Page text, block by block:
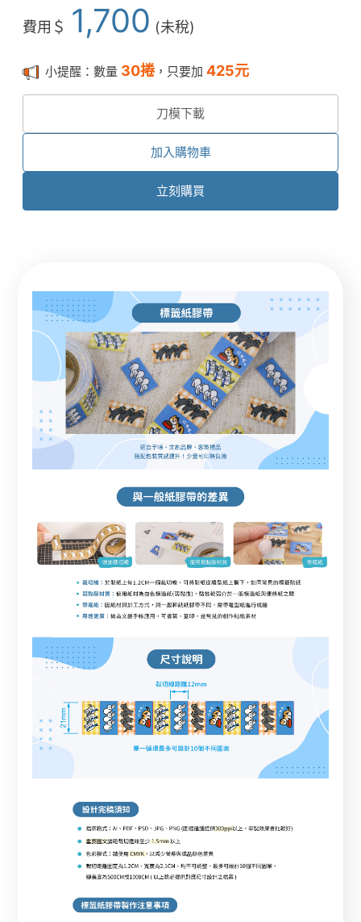
費用＄ 1,700 (未稅)
小提醒：數量 30捲，只要加 425元
刀模下載
加入購物車
立刻購買